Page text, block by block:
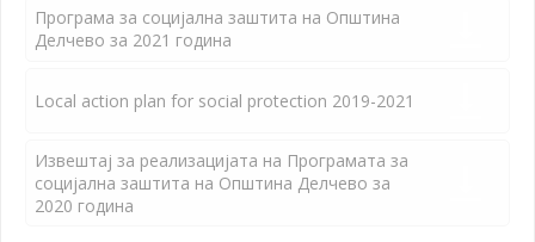
Програма за социјална заштита на Општина
Делчево за 2021 година
Local action plan for social protection 2019-2021
Извештај за реализацијата на Програмата за
социјална заштита на Општина Делчево за
2020 година